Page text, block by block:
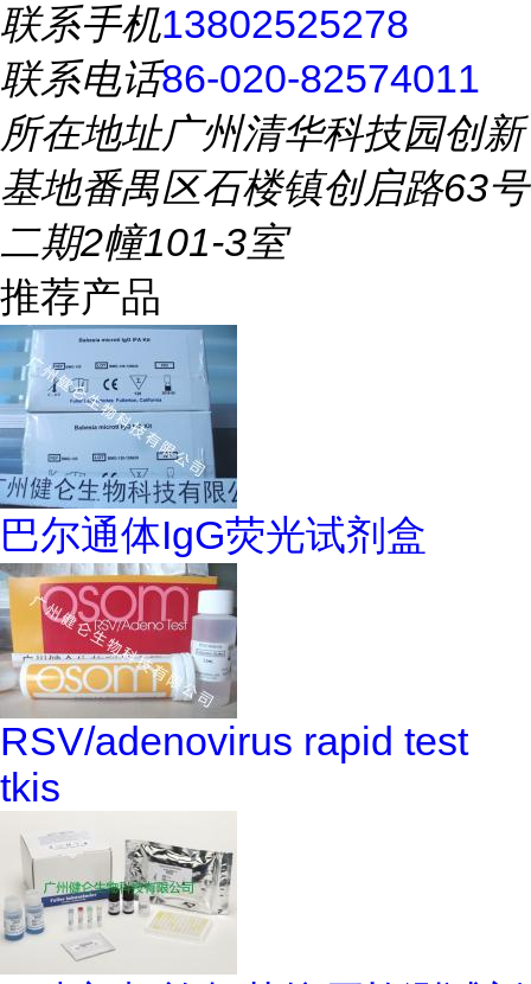
联系手机13802525278
联系电话86-020-82574011
所在地址广州清华科技园创新
基地番禺区石楼镇创启路63号
二期2幢101-3室
推荐产品
巴尔通体IgG荧光试剂盒
RSV/adenovirus rapid test
tkis